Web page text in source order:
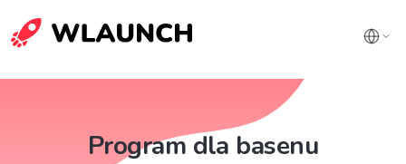
Program dla basenu